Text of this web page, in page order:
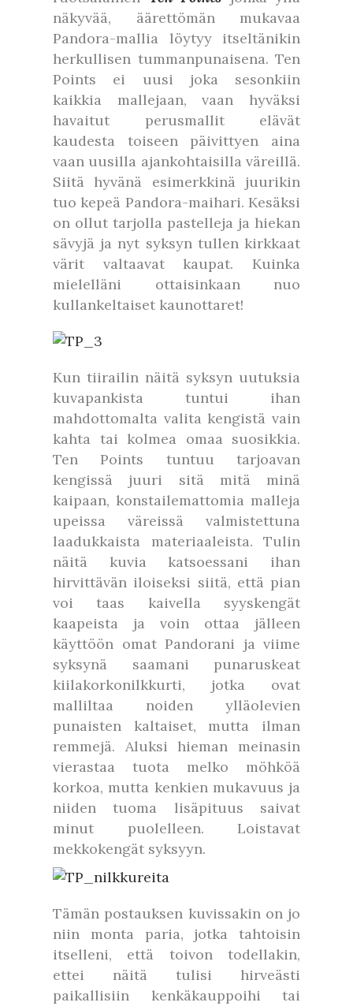
näkyvää, äärettömän mukavaa
Pandora-mallia löytyy itseltänikin
herkullisen tummanpunaisena. Ten
Points ei uusi joka sesonkiin
kaikkia mallejaan, vaan hyväksi
havaitut perusmallit elävät
kaudesta toiseen päivittyen aina
vaan uusilla ajankohtaisilla väreillä.
Siitä hyvänä esimerkkinä juurikin
tuo kepeä Pandora-maihari. Kesäksi
on ollut tarjolla pastelleja ja hiekan
sävyjä ja nyt syksyn tullen kirkkaat
värit valtaavat kaupat. Kuinka
mielelläni ottaisinkaan nuo
kullankeltaiset kaunottaret!
Kun tiirailin näitä syksyn uutuksia
kuvapankista tuntui ihan
mahdottomalta valita kengistä vain
kahta tai kolmea omaa suosikkia.
Ten Points tuntuu tarjoavan
kengissä juuri sitä mitä minä
kaipaan, konstailemattomia malleja
upeissa väreissä valmistettuna
laadukkaista materiaaleista. Tulin
näitä kuvia katsoessani ihan
hirvittävän iloiseksi siitä, että pian
voi taas kaivella syyskengät
kaapeista ja voin ottaa jälleen
käyttöön omat Pandorani ja viime
syksynä saamani punaruskeat
kiilakorkonilkkurti, jotka ovat
malliltaa noiden ylläolevien
punaisten kaltaiset, mutta ilman
remmejä. Aluksi hieman meinasin
vierastaa tuota melko möhköä
korkoa, mutta kenkien mukavuus ja
niiden tuoma lisäpituus saivat
minut puolelleen. Loistavat
mekkokengät syksyyn.
Tämän postauksen kuvissakin on jo
niin monta paria, jotka tahtoisin
itselleni, että toivon todellakin,
ettei näitä tulisi hirveästi
paikallisiin kenkäkauppoihi tai